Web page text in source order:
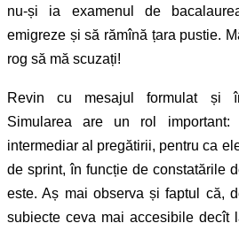
nu-și ia examenul de
emigreze și să rămînă țara pustie.
rog să mă scuzați!
Revin cu mesajul formulat și
Simularea are un rol important:
intermediar al pregătirii, pentru ca
de sprint, în funcție de constatările
este. Aș mai observa și faptul că,
subiecte ceva mai accesibile decît